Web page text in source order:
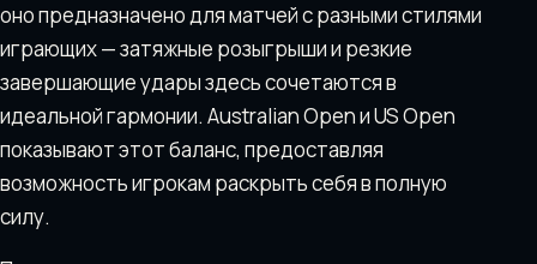
оно предназначено для матчей с разными стилями
играющих — затяжные розыгрыши и резкие
завершающие удары здесь сочетаются в
идеальной гармонии. Australian Open и US Open
показывают этот баланс, предоставляя
возможность игрокам раскрыть себя в полную
силу.